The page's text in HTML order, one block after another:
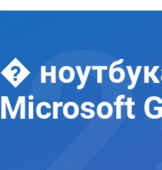
�
Microsoft